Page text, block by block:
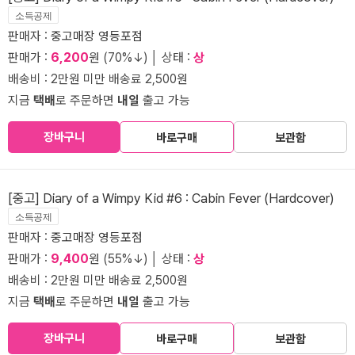
소득공제
판매자 : 중고매장 영등포점
판매가 : 6,200원 (70%↓) │ 상태 : 상
배송비 : 2만원 미만 배송료 2,500원
지금 택배로 주문하면 내일 출고 가능
장바구니 바로구매 보관함
[중고] Diary of a Wimpy Kid #6 : Cabin Fever (Hardcover)
소득공제
판매자 : 중고매장 영등포점
판매가 : 9,400원 (55%↓) │ 상태 : 상
배송비 : 2만원 미만 배송료 2,500원
지금 택배로 주문하면 내일 출고 가능
장바구니 바로구매 보관함